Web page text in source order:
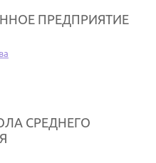
ПРЕДПРИЯТИЕ
СРЕДНЕГО